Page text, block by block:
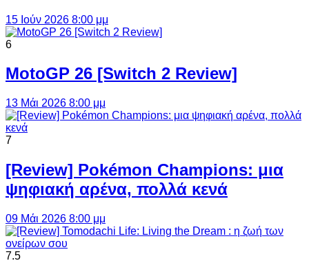
15 Ιούν 2026 8:00 μμ
6
MotoGP 26 [Switch 2 Review]
13 Μάι 2026 8:00 μμ
7
[Review] Pokémon Champions: μια
ψηφιακή αρένα, πολλά κενά
09 Μάι 2026 8:00 μμ
7.5